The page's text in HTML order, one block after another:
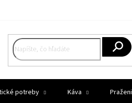
potreby Káva